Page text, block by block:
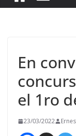
En
el 1ro
23/03/2022